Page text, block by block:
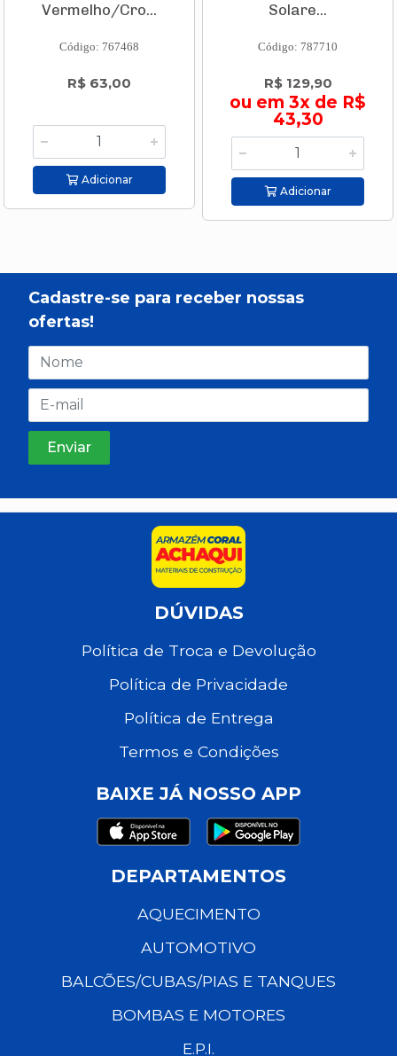
Vermelho/Cro...
Código: 767468
R$ 63,00
Adicionar
Solare...
Código: 787710
R$ 129,90
ou em 3x de R$
43,30
Adicionar
Cadastre-se para receber nossas
ofertas!
DÚVIDAS
Política de Troca e Devolução
Política de Privacidade
Política de Entrega
Termos e Condições
BAIXE JÁ NOSSO APP
DEPARTAMENTOS
AQUECIMENTO
AUTOMOTIVO
BALCÕES/CUBAS/PIAS E TANQUES
BOMBAS E MOTORES
E.P.I.